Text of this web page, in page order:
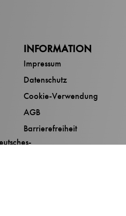
INFORMATION
Impressum
Datenschutz
Cookie-Verwendung
AGB
Barrierefreiheit